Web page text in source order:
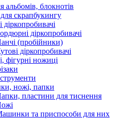
альбомів, блокнотів
скрапбукингу
діркопробивачі
діркопробивачі
(пробійники)
діркопробивачі
фігурні ножиці
ножі, папки
пластини для тиснення
та приспособи для них